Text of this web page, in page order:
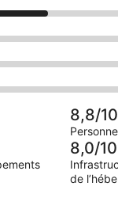
8,8/10
8,0/10
de